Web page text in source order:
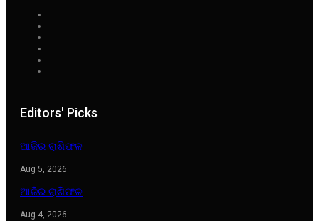
Editors' Picks
ଆଜିର ରାଶିଫଳ
Aug 5, 2026
ଆଜିର ରାଶିଫଳ
Aug 4, 2026